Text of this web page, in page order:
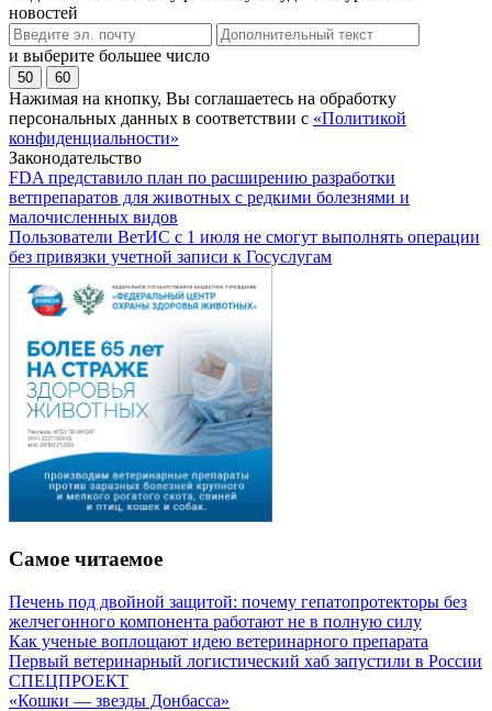
новостей
и выберите большее число
50 60
Нажимая на кнопку, Вы соглашаетесь на обработку
персональных данных в соответствии с «Политикой
конфиденциальности»
Законодательство
FDA представило план по расширению разработки
ветпрепаратов для животных с редкими болезнями и
малочисленных видов
Пользователи ВетИС с 1 июля не смогут выполнять операции
без привязки учетной записи к Госуслугам
Самое читаемое
Печень под двойной защитой: почему гепатопротекторы без
желчегонного компонента работают не в полную силу
Как ученые воплощают идею ветеринарного препарата
Первый ветеринарный логистический хаб запустили в России
СПЕЦПРОЕКТ
«Кошки — звезды Донбасса»